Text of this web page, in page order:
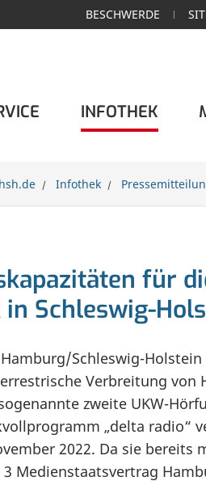
BESCHWERDE
INFOTHEK
Infothek
für
Schleswig-
Schleswig-Holstein
Verbreitung von
zweite UKW-
„delta radio“
2022. Da sie bereits
Medienstaatsvertrag